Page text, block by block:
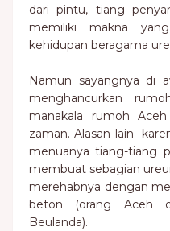
dari pintu, tiang
memiliki makna
kehidupan beragama
Namun sayangnya di
menghancurkan
manakala rumoh
zaman. Alasan lain
menuanya tiang-tiang
membuat sebagian
merehabnya dengan
beton (orang Aceh
Beulanda).